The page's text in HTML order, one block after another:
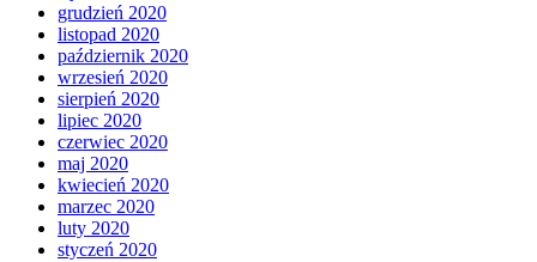
grudzień 2020
listopad 2020
październik 2020
wrzesień 2020
sierpień 2020
lipiec 2020
czerwiec 2020
maj 2020
kwiecień 2020
marzec 2020
luty 2020
styczeń 2020